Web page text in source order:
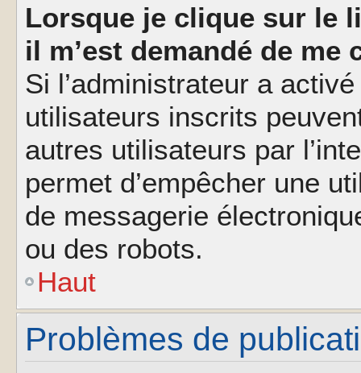
Lorsque je clique sur le
il m’est demandé de me
Si l’administrateur a
utilisateurs inscrits
autres utilisateurs par
permet d’empêcher une
de messagerie
ou des robots.
Haut
Problèmes de